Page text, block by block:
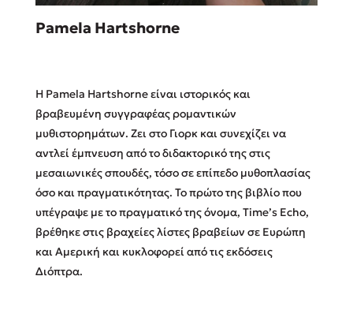
Sebastian Fitzek
Στέφανος Ξενάκης
Το λεξικό της ζωής σου
Pamela Hartshorne
Η Pamela Hartshorne είναι ιστορικός και
βραβευμένη συγγραφέας ρομαντικών
μυθιστορημάτων. Ζει στο Γιορκ και συνεχίζει να
αντλεί έμπνευση από το διδακτορικό της στις
μεσαιωνικές σπουδές, τόσο σε επίπεδο μυθοπλασίας
όσο και πραγματικότητας. Το πρώτο της βιβλίο που
υπέγραψε με το πραγματικό της όνομα, Time’s Echo,
βρέθηκε στις βραχείες λίστες βραβείων σε Ευρώπη
και Αμερική και κυκλοφορεί από τις εκδόσεις
Διόπτρα.